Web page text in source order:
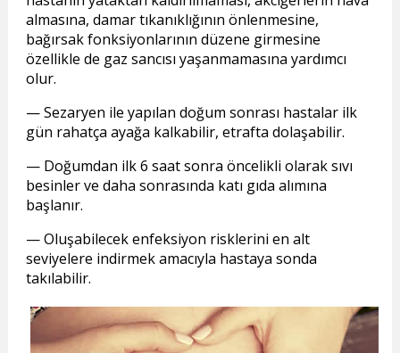
almasına, damar tıkanıklığının önlenmesine,
bağırsak fonksiyonlarının düzene girmesine
özellikle de gaz sancısı yaşanmamasına yardımcı
olur.
— Sezaryen ile yapılan doğum sonrası hastalar ilk
gün rahatça ayağa kalkabilir, etrafta dolaşabilir.
— Doğumdan ilk 6 saat sonra öncelikli olarak sıvı
besinler ve daha sonrasında katı gıda alımına
başlanır.
— Oluşabilecek enfeksiyon risklerini en alt
seviyelere indirmek amacıyla hastaya sonda
takılabilir.